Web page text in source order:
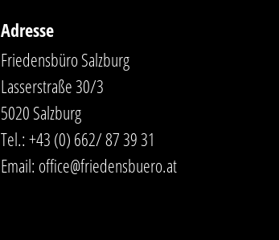
Adresse
Friedensbüro Salzburg
Lasserstraße 30/3
5020 Salzburg
Tel.:+43 (0) 662/ 87 39 31
Email: office@friedensbuero.at